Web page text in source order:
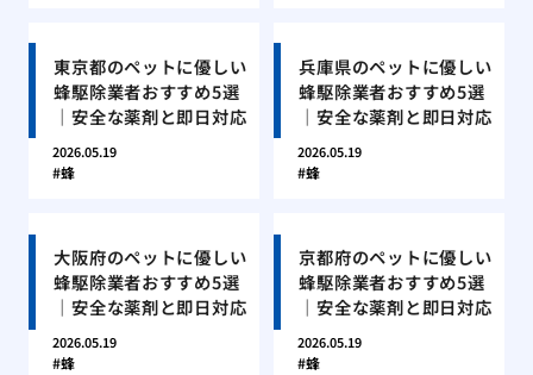
東京都のペットに優しい
蜂駆除業者おすすめ5選
｜安全な薬剤と即日対応
2026.05.19
蜂
兵庫県のペットに優しい
蜂駆除業者おすすめ5選
｜安全な薬剤と即日対応
2026.05.19
蜂
大阪府のペットに優しい
蜂駆除業者おすすめ5選
｜安全な薬剤と即日対応
2026.05.19
蜂
京都府のペットに優しい
蜂駆除業者おすすめ5選
｜安全な薬剤と即日対応
2026.05.19
蜂